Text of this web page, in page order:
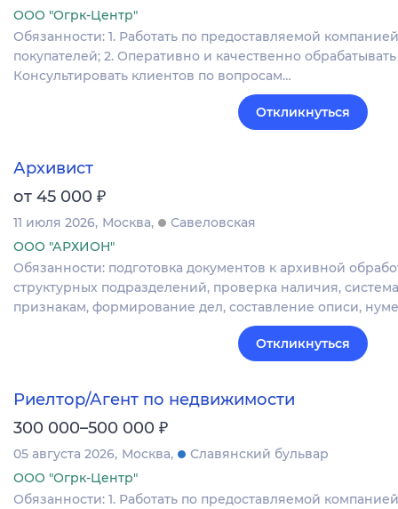
ООО "Огрк-Центр"
Обязанности: 1. Работать по предоставляемой
покупателей; 2. Оперативно и качественно
Консультировать клиентов по вопросам…
Откликнуться
Архивист
от 45 000 ₽
11 июля 2026 Москва
Савеловская
ООО "АРХИОН"
Обязанности: подготовка документов к архивной
структурных подразделений, проверка наличия,
признакам, формирование дел, составление описи,
Откликнуться
Риелтор/Агент по недвижимости
300 000–500 000 ₽
05 августа 2026 Москва
Славянский бульвар
ООО "Огрк-Центр"
Обязанности: 1. Работать по предоставляемой